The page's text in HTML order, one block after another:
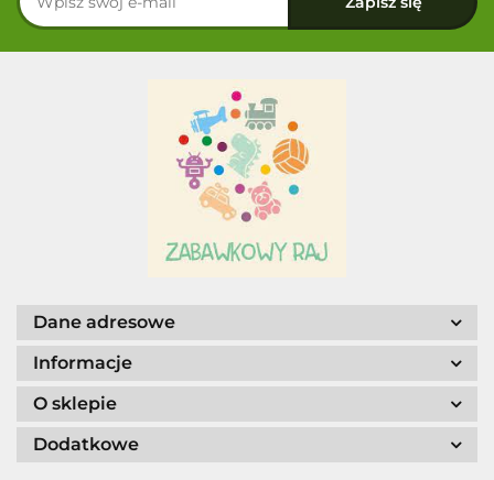
Dane adresowe
Informacje
O sklepie
Dodatkowe